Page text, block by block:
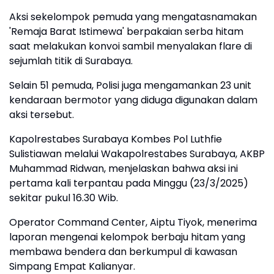
Aksi sekelompok pemuda yang mengatasnamakan
'Remaja Barat Istimewa' berpakaian serba hitam
saat melakukan konvoi sambil menyalakan flare di
sejumlah titik di Surabaya.
Selain 51 pemuda, Polisi juga mengamankan 23 unit
kendaraan bermotor yang diduga digunakan dalam
aksi tersebut.
Kapolrestabes Surabaya Kombes Pol Luthfie
Sulistiawan melalui Wakapolrestabes Surabaya, AKBP
Muhammad Ridwan, menjelaskan bahwa aksi ini
pertama kali terpantau pada Minggu (23/3/2025)
sekitar pukul 16.30 Wib.
Operator Command Center, Aiptu Tiyok, menerima
laporan mengenai kelompok berbaju hitam yang
membawa bendera dan berkumpul di kawasan
Simpang Empat Kalianyar.